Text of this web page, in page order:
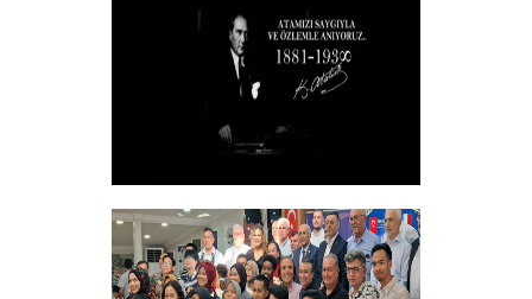
Toplantısı Yapıldı.
+
10 KASIM
+